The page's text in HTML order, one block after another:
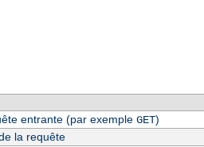
entrante (par exemple GET)
la requête